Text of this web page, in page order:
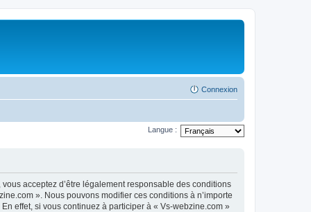
Connexion
Langue :
acceptez d’être légalement responsable des conditions
». Nous pouvons modifier ces conditions à n’importe
effet, si vous continuez à participer à « Vs-webzine.com »